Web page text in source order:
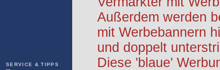
SERVICE & TIPPS
Außerdem werden
mit Werbebannern
und doppelt
Diese 'blaue'